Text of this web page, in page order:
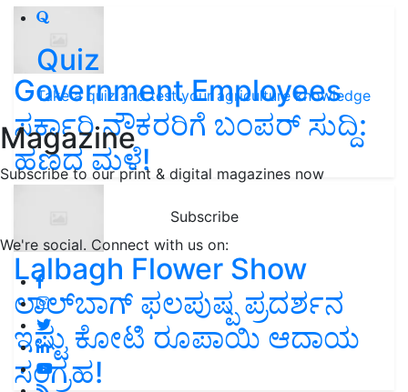
Quiz
Take a quiz and test your agriculture knowledge
Magazine
Subscribe to our print & digital magazines now
Subscribe
We're social. Connect with us on:
Government Employees
ಸರ್ಕಾರಿ ನೌಕರರಿಗೆ ಬಂಪರ್‌ ಸುದ್ದಿ:
ಹಣದ ಮಳೆ!
Lalbagh Flower Show
ಲಾಲ್‌ಬಾಗ್ ಫಲಪುಷ್ಪ ಪ್ರದರ್ಶನ
ಇಷ್ಟು ಕೋಟಿ ರೂಪಾಯಿ ಆದಾಯ
ಸಂಗ್ರಹ!